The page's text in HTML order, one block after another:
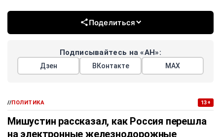
Поделиться
Подписывайтесь на «АН»:
Дзен ВКонтакте МАХ
//ПОЛИТИКА 13+
Мишустин рассказал, как Россия перешла
на электронные железнодорожные